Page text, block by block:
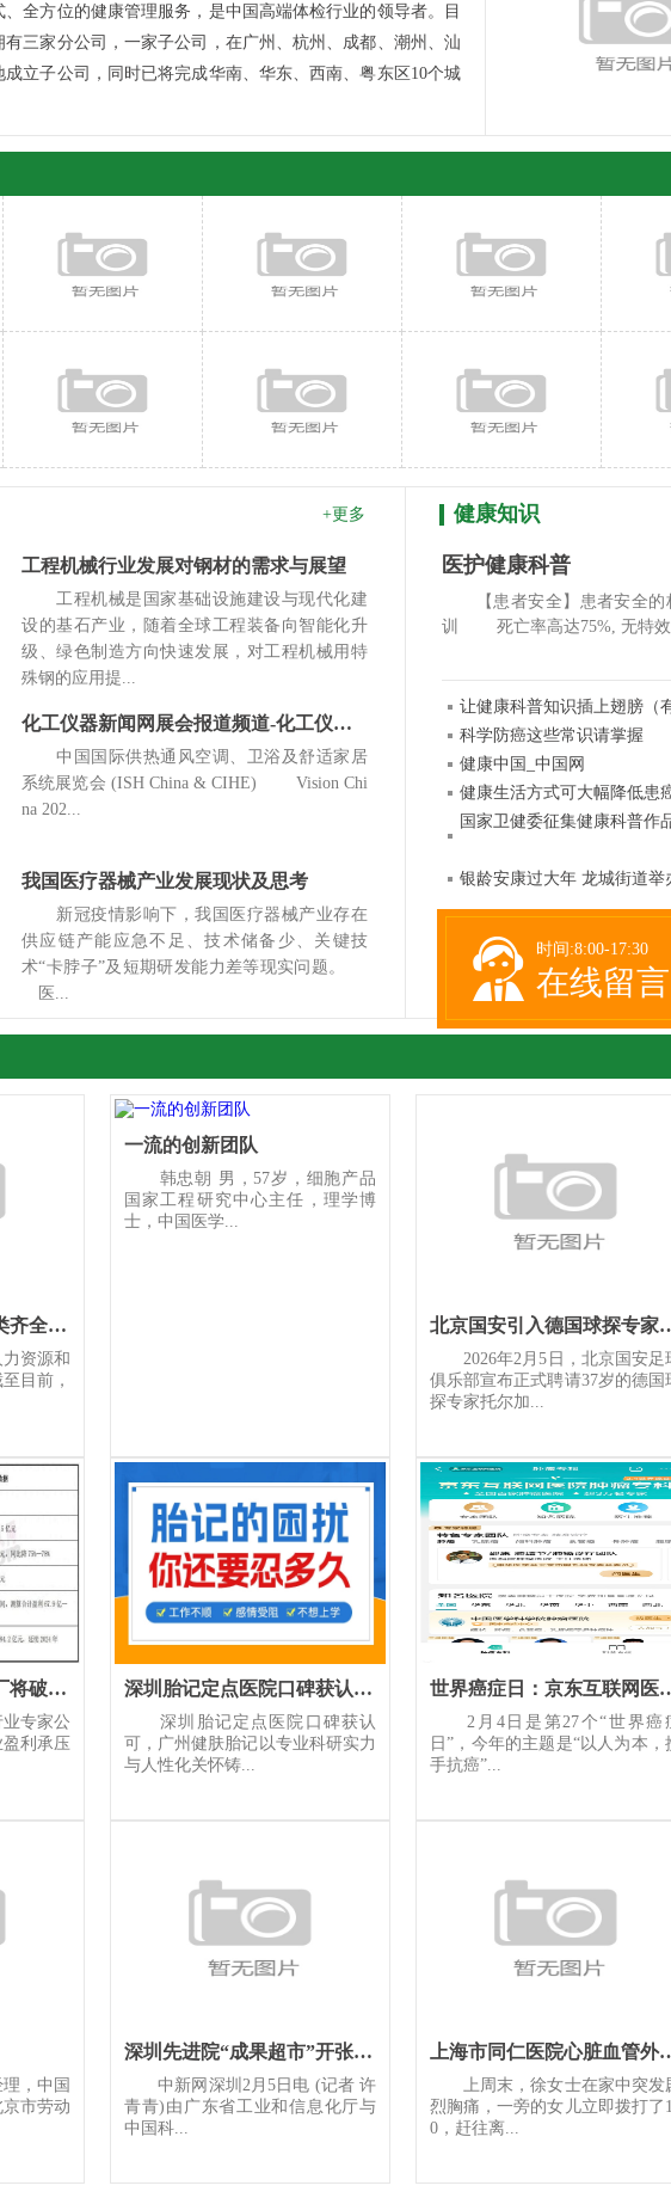
全方位的健康管理服务，是中国高端体检行业的领导者。目
三家分公司，一家子公司，在广州、杭州、成都、潮州、汕
立子公司，同时已将完成华南、华东、西南、粤东区10个城
+更多
工程机械行业发展对钢材的需求与展望
工程机械是国家基础设施建设与现代化建
设的基石产业，随着全球工程装备向智能化升
级、绿色制造方向快速发展，对工程机械用特
殊钢的应用提...
化工仪器新闻网展会报道频道-化工仪器网
中国国际供热通风空调、卫浴及舒适家居
系统展览会 (ISH China & CIHE) Vision Chi
na 202...
我国医疗器械产业发展现状及思考
新冠疫情影响下，我国医疗器械产业存在
供应链产能应急不足、技术储备少、关键技
术“卡脖子”及短期研发能力差等现实问题。
医...
健康知识
医护健康科普
【患者安全】患者安全的标
训 死亡率高达75%, 无特效
让健康科普知识插上翅膀（
科学防癌这些常识请掌握
健康中国_中国网
健康生活方式可大幅降低患
国家卫健委征集健康科普作
银龄安康过大年 龙城街道举
时间:8:00-17:30
在线留言
河北建立梯次合理门类齐全专家队伍
资源和
目前，
一流的创新团队
韩忠朝 男，57岁，细胞产品
国家工程研究中心主任，理学博
士，中国医学...
北京国安引入德国
2026年2月5日，北京国安足
俱乐部宣布正式聘请37岁的德国
探专家托尔加...
专家预测！60%水泥厂将破产退出！
专家公
利承压
深圳胎记定点医院口碑获认可广州健肤胎记以专业科研实力与人性化
深圳胎记定点医院口碑获认
可，广州健肤胎记以专业科研实力
与人性化关怀铸...
世界癌症日：京东互联网医
2月4日是第27个“世界癌
日”，今年的主题是“以人为本，
手抗癌”...
，中国
市劳动
深圳先进院“成果超市”开张 专家团队现场“摆摊”
中新网深圳2月5日电 (记者 许
青青)由广东省工业和信息化厅与
中国科...
上海市同仁医
上周末，徐女士在家中突发
烈胸痛，一旁的女儿立即拨打了
0，赶往离...